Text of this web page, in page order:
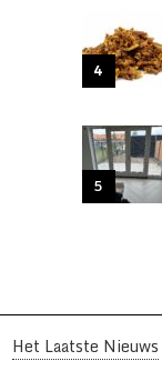
Het Laatste Nieuws